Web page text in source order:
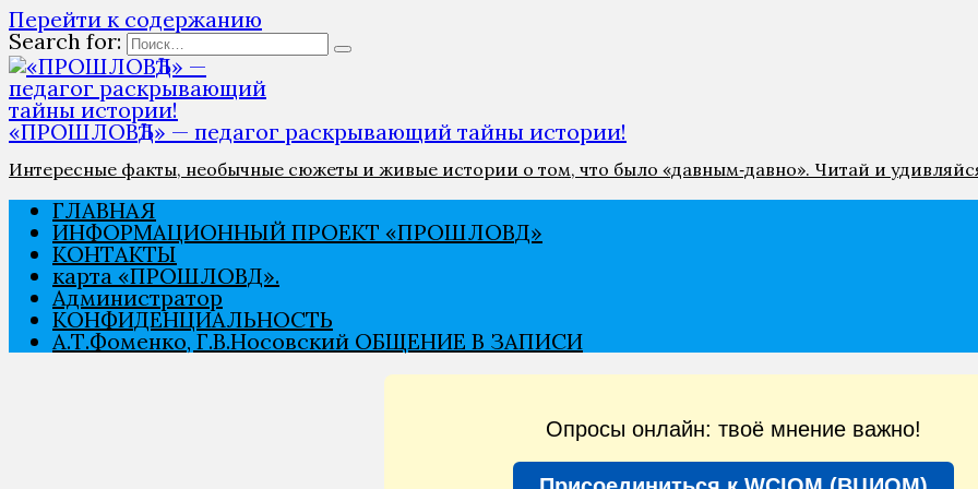
Перейти к содержанию
Search for:
«ПРОШЛОВѢД» — педагог раскрывающий тайны истории!
Интересные факты, необычные сюжеты и живые истории о том, что было «давным‑давно». Читай и
ГЛАВНАЯ
ИНФОРМАЦИОННЫЙ ПРОЕКТ «ПРОШЛОВѢД»
КОНТАКТЫ
карта «ПРОШЛОВѢД».
Администратор
КОНФИДЕНЦИАЛЬНОСТЬ
А.Т.Фоменко, Г.В.Носовский ОБЩЕНИЕ В ЗАПИСИ
Опросы онлайн: твоё мнение важно!